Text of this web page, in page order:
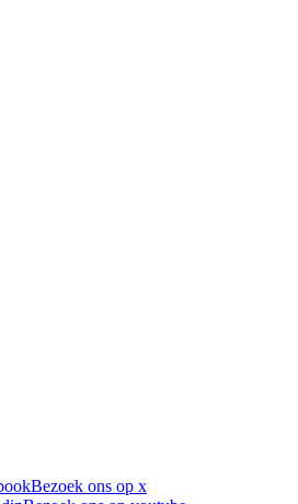
Bezoek ons op x